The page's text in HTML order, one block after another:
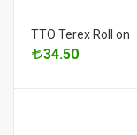
TTO Terex Roll on
34.50